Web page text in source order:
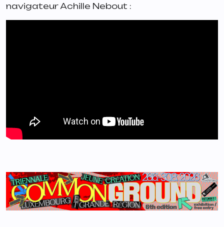
navigateur Achille Nebout :